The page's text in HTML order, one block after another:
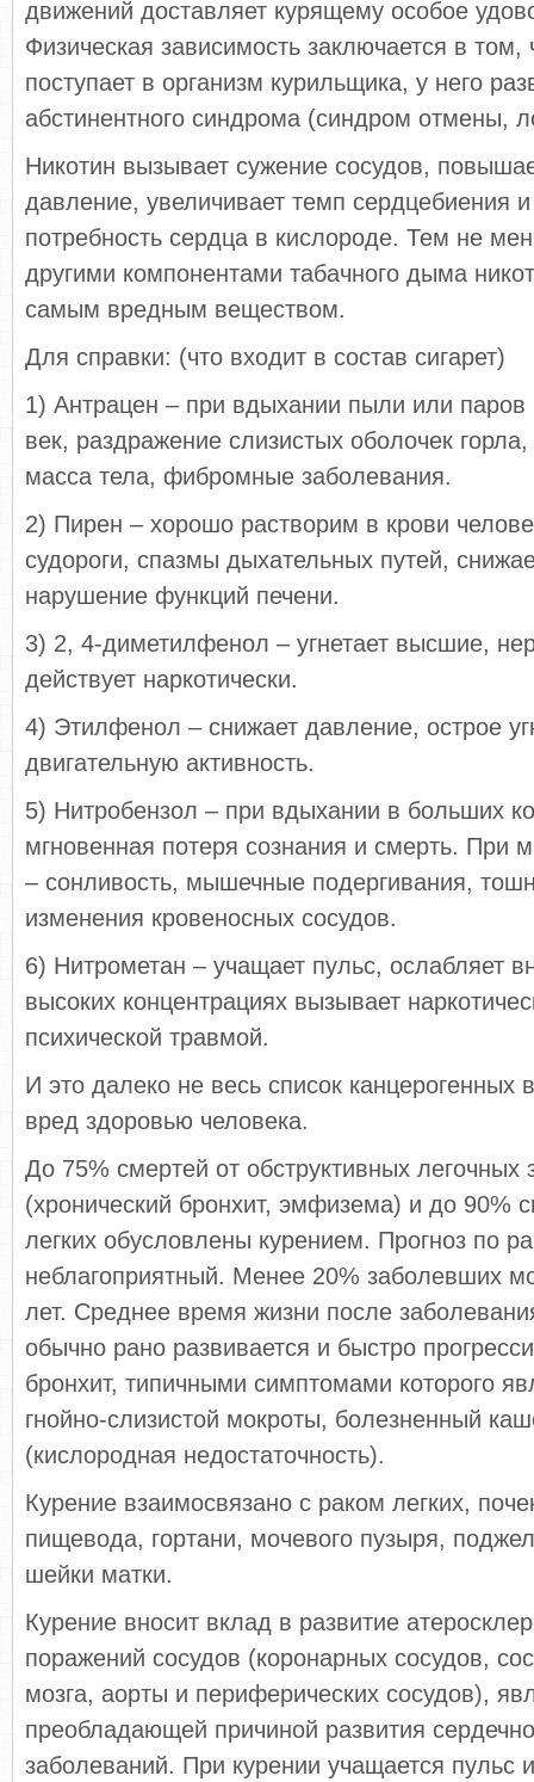
движений доставляет курящему особое
Физическая зависимость заключается в том,
поступает в организм курильщика, у него
абстинентного синдрома (синдром отмены,
Никотин вызывает сужение сосудов,
давление, увеличивает темп сердцебиения
потребность сердца в кислороде. Тем не
другими компонентами табачного дыма
самым вредным веществом.
Для справки: (что входит в состав сигарет)
1) Антрацен – при вдыхании пыли или паров
век, раздражение слизистых оболочек
масса тела, фибромные заболевания.
2) Пирен – хорошо растворим в крови
судороги, спазмы дыхательных путей,
нарушение функций печени.
3) 2, 4-диметилфенол – угнетает высшие,
действует наркотически.
4) Этилфенол – снижает давление, острое
двигательную активность.
5) Нитробензол – при вдыхании в больших
мгновенная потеря сознания и смерть. При
– сонливость, мышечные подергивания,
изменения кровеносных сосудов.
6) Нитрометан – учащает пульс, ослабляет
высоких концентрациях вызывает
психической травмой.
И это далеко не весь список канцерогенных
вред здоровью человека.
До 75% смертей от обструктивных легочных
(хронический бронхит, эмфизема) и до 90%
легких обусловлены курением. Прогноз по
неблагоприятный. Менее 20% заболевших
лет. Среднее время жизни после
обычно рано развивается и быстро
бронхит, типичными симптомами которого
гнойно-слизистой мокроты, болезненный
(кислородная недостаточность).
Курение взаимосвязано с раком легких,
пищевода, гортани, мочевого пузыря,
шейки матки.
Курение вносит вклад в развитие
поражений сосудов (коронарных сосудов,
мозга, аорты и периферических сосудов),
преобладающей причиной развития
заболеваний. При курении учащается пульс